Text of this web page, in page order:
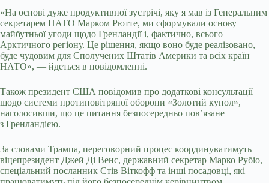
«На основі дуже продуктивної зустрічі, яку я мав із Генеральним
секретарем НАТО Марком Рютте, ми сформували основу
майбутньої угоди щодо Гренландії і, фактично, всього
Арктичного регіону. Це рішення, якщо воно буде реалізовано,
буде чудовим для Сполучених Штатів Америки та всіх країн
НАТО», — йдеться в повідомленні.
Також президент США повідомив про додаткові консультації
щодо системи протиповітряної оборони «Золотий купол»,
наголосивши, що це питання безпосередньо пов’язане
з Гренландією.
За словами Трампа, переговорний процес координуватимуть
віцепрезидент Джей Ді Венс, державний секретар Марко Рубіо,
спеціальний посланник Стів Віткофф та інші посадовці, які